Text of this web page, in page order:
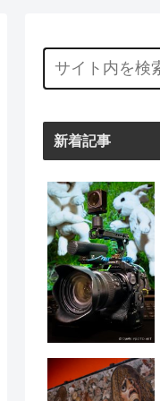
新着記事